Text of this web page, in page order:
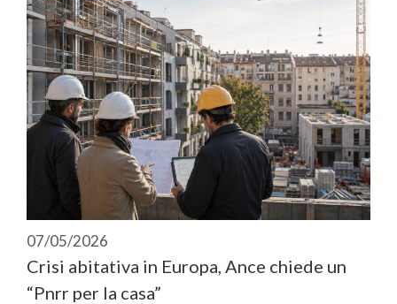
07/05/2026
Crisi abitativa in Europa, Ance chiede un
“Pnrr per la casa”